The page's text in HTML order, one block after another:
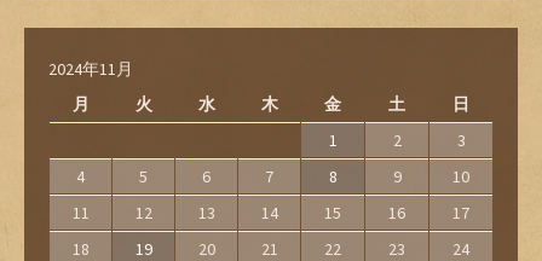
2024年11月
月
火 水 木 金 土 日
1 2
3
4
5 6 7 8 9
10
11
12 13 14 15 16
17
18
19 20 21 22 23
24